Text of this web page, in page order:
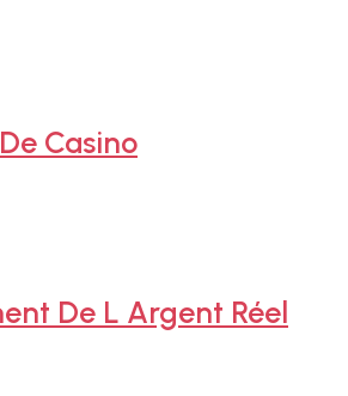
Casino
De L Argent Réel